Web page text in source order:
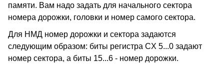
памяти. Вам надо задать для начального сектора
номера дорожки, головки и номер самого сектора.
Для НМД номер дорожки и сектора задаются
следующим образом: биты регистра CX 5...0 задают
номер сектора, а биты 15...6 - номер дорожки.